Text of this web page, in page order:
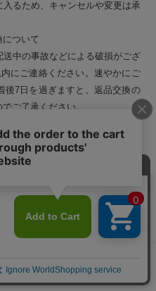
るため、キャンセルや変更は承
について
中の事故などによる破損がござ
にご連絡ください。速やかにご
後7日を過ぎますと、返品交換の
ご了承ください。
します。
さい。
～18:00（平日）
はこちら